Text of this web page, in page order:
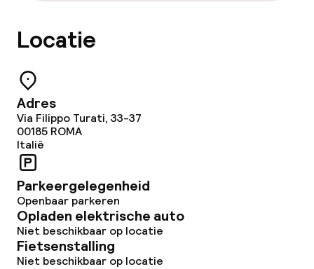
Locatie
Adres
Via Filippo Turati, 33-37
00185 ROMA
Italië
Parkeergelegenheid
Openbaar parkeren
Opladen elektrische auto
Niet beschikbaar op locatie
Fietsenstalling
Niet beschikbaar op locatie